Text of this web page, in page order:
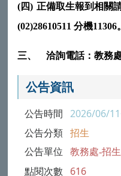
(四) 正備取生報到相關
(02)28610511分機11306。
三、 洽詢電話：教務
公告資訊
公告時間 2026/06/
公告分類 招生
公告單位 教務處-招
點閱次數 616